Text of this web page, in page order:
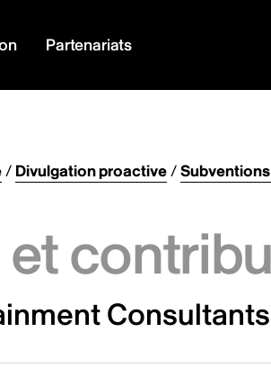
Partenariats
/ Divulgation proactive/